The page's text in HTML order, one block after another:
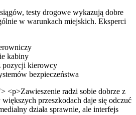
testy drogowe wykazują dobre
w warunkach miejskich. Eksperci
kabiny
pozycji kierowcy
bezpieczeństwa
<p>Zawieszenie radzi sobie dobrze z
przeszkodach daje się odczuć
działa sprawnie, ale interfejs